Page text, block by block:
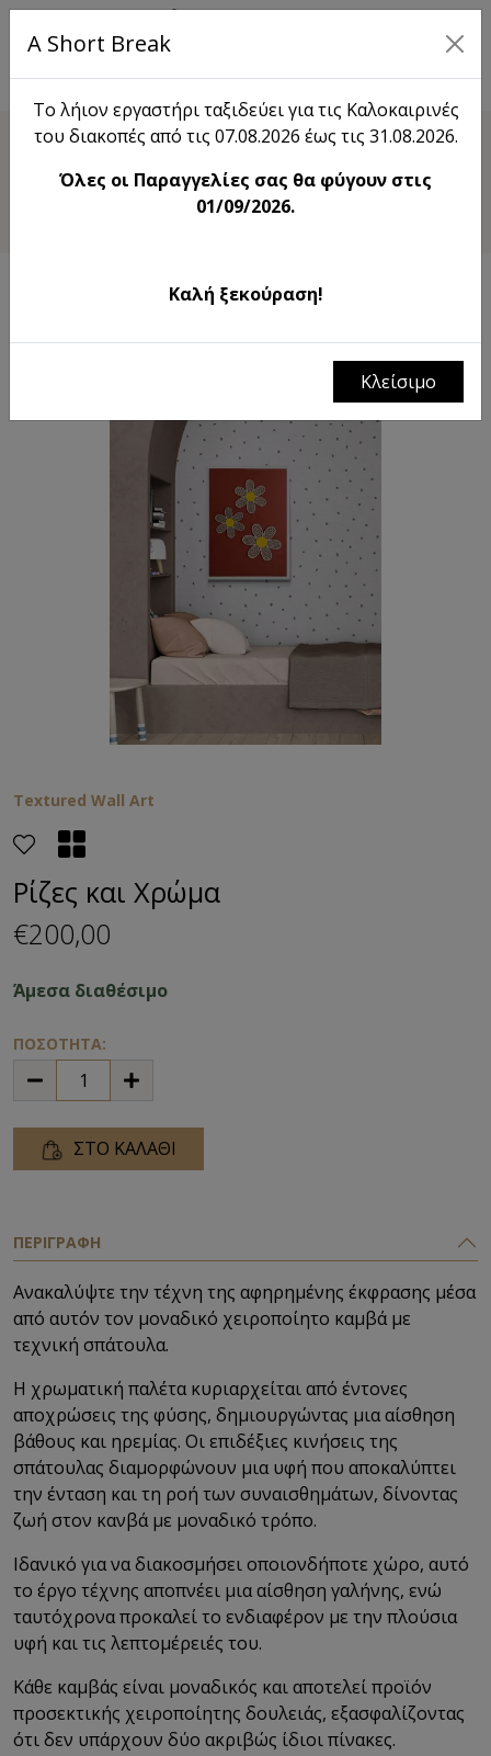
EN
Shop
Ρίζες και Χρώμα
Textured Wall Art
Ρίζες και Χρώμα
€200,00
Άμεσα διαθέσιμο
ΠΟΣΟΤΗΤΑ:
ΣΤΟ ΚΑΛΑΘΙ
ΠΕΡΙΓΡΑΦΗ
Ανακαλύψτε την τέχνη της αφηρημένης έκφρασης μέσα
από αυτόν τον μοναδικό χειροποίητο καμβά με
τεχνική σπάτουλα.
Η χρωματική παλέτα κυριαρχείται από έντονες
αποχρώσεις της φύσης, δημιουργώντας μια αίσθηση
βάθους και ηρεμίας. Οι επιδέξιες κινήσεις της
σπάτουλας διαμορφώνουν μια υφή που αποκαλύπτει
την ένταση και τη ροή των συναισθημάτων, δίνοντας
ζωή στον κανβά με μοναδικό τρόπο.
Ιδανικό για να διακοσμήσει οποιονδήποτε χώρο, αυτό
το έργο τέχνης αποπνέει μια αίσθηση γαλήνης, ενώ
ταυτόχρονα προκαλεί το ενδιαφέρον με την πλούσια
υφή και τις λεπτομέρειές του.
Κάθε καμβάς είναι μοναδικός και αποτελεί προϊόν
προσεκτικής χειροποίητης δουλειάς, εξασφαλίζοντας
ότι δεν υπάρχουν δύο ακριβώς ίδιοι πίνακες.
A Short Break
Το λήιον εργαστήρι ταξιδεύει για τις Καλοκαιρινές
του διακοπές από τις 07.08.2026 έως τις 31.08.2026.
Όλες οι Παραγγελίες σας θα φύγουν στις
01/09/2026.
Καλή ξεκούραση!
Κλείσιμο